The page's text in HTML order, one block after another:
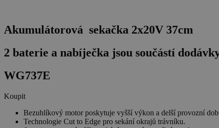
Akumulátorová sekačka 2x20V 37cm
2 baterie a nabíječka jsou součástí
WG737E
Koupit
Bezuhlíkový motor poskytuje vyšší výkon a delší provozní
Technologie Cut to Edge pro sekání okrajů trávníku.